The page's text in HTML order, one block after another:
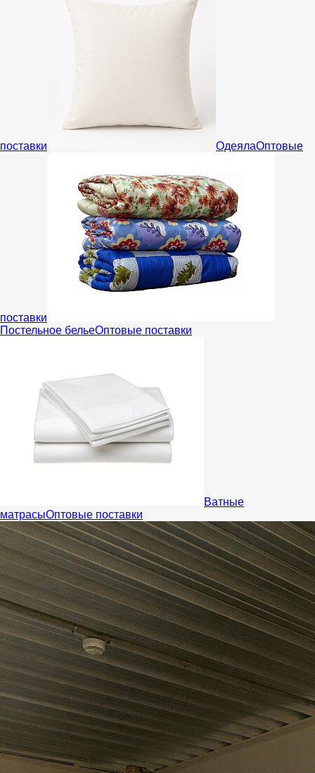
поставки ОдеялаОптовые
поставки
Постельное бельеОптовые поставки
Ватные
матрасыОптовые поставки